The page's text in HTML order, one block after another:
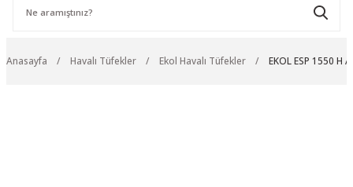
Anasayfa Havalı Tüfekler Ekol Havalı Tüfekler EKOL ESP 1550 H